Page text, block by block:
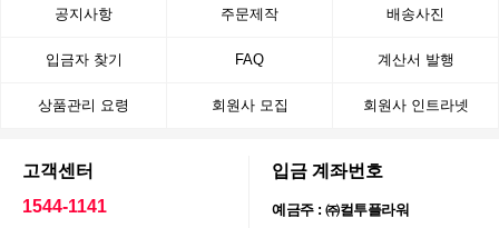
공지사항 주문제작 배송사진
입금자 찾기 FAQ 계산서 발행
상품관리 요령 회원사 모집 회원사 인트라넷
고객센터
1544-1141
입금 계좌번호
예금주 : ㈜컬투플라워